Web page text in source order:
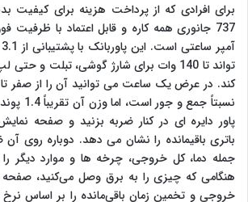
تواند تا 140 وات برای شارژ گوشی، تبلت و
کند. در عرض یک ساعت می توانید آن را از صفر تا
نسبتاً
پاور دایره ای در کنار ضربه بزنید و صفحه
باتری باقیمانده را نشان می دهد. دوباره روی آن
جمله دما، کل خروجی، چرخه ها و موارد دیگر
هنگامی که چیزی را به برق وصل می‌کنید،
خروجی و تخمین زمان باقی‌مانده را بر اساس